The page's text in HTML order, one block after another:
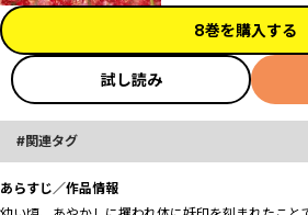
8巻を購入する
試し読み
関連タグ
あらすじ／作品情報